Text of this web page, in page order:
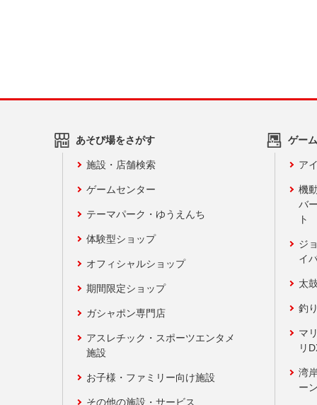
あそび場をさがす
施設・店舗検索
ゲームセンター
テーマパーク・ゆうえんち
体験型ショップ
オフィシャルショップ
期間限定ショップ
ガシャポン専門店
アスレチック・スポーツエンタメ
施設
お子様・ファミリー向け施設
その他の施設・サービス
ゲー
ア
機
バ
ト
ジ
イ
太
釣
マ
リ
湾
ー